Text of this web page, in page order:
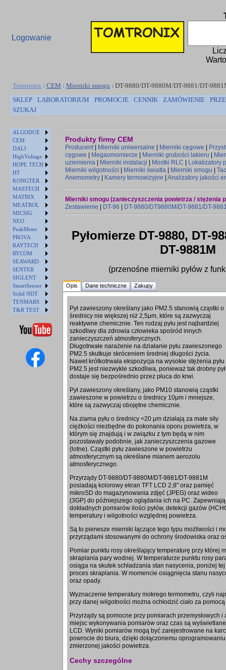
Logowanie
Tomtronix : CEM : Mierniki smogu : DT-9880/DT-9880M/DT-9881/DT-
SKLEP
LABORATORIUM PROMOCJE CENNIK ZAMÓWIENIE
SZUKAJ
ALGODUE
CEM
DALI
HighVoltage
HOPE TECH
HT
KONGTER
MASTECH
MATRIX
MEATROL
MICSIG
NEO
PeakMeter
PROVA
RAYTECH
RYCOM
SEAWARD
SENTER
SIGLENT
SmartSensor
Solid NDT
TENMARS
T&R TEST
Produkty firmy CEM
Producent| Mierniki uniwersalne Mierniki cęgowe
cęgowe
Megaomomierze Mierniki grubości lakieru
uziemienia
Mierniki instalacji Mostki RLC
Lokalizatory
Mierniki wilgotności
Mierniki światła Mierniki smogu
Anemometry
Kamery termowizyjne Analizatory jakości
Mierniki smogu (zanieczyszczenia powietrza / stężenia
Zestawienie
DT-96 DT-9880/DT9880M/DT-9881/DT-
Pyłomierze DT-9880, DT-
DT-9881M
(przenośne mierniki pyłów z
Opis Dane techniczne Zakupy
Pył zawieszony określany jako PM2.5 stanowią cząstki o
średnicy nie większej niż 2,5μm, które są zazwyczaj
reaktywne chemicznie. Ten rodzaj pyłu jest najbardziej
szkodliwy dla zdrowia człowieka spośród innych
zanieczyszczeń atmosferycznych.
Długotrwałe narażenie na działanie pyłu zawieszonego
PM2.5 skutkuje skróceniem średniej długości życia.
Nawet krótkotrwała ekspozycja na wysokie stężenia pyłu
PM2.5 jest niezwykle szkodliwa, ponieważ tak drobny pył
dostaje się bezpośrednio przez płuca do krwi.
Pył zawieszony określany, jako PM10 stanowią cząstki
zawieszone w powietrzu o średnicy 10μm i mniejsze,
które są zazwyczaj obojętne chemicznie.
Na ziarna pyłu o średnicy <20 μm działają za małe siły
ciężkości niezbędne do pokonania oporu powietrza, w
którym się znajdują i w związku z tym będą w nim
pozostawały podobnie, jak zanieczyszczenia gazowe
(lotne). Cząstki pyłu zawieszone w powietrzu
atmosferycznym są określane mianem aerozolu
atmosferycznego.
Przyrządy DT-9880/DT-9880M/DT-9881/DT-9881M
posiadają kolorowy ekran TFT LCD 2,8" oraz pamięć
mikroSD do magazynowania zdjęć (JPEG) oraz wideo
(3GP) do późniejszego oglądania ich na PC.
dokładnych pomiarów ilości pyłów, detekcji gazów
temperatury i wilgotności względnej powietrza.
Są to pierwsze mierniki łączące tego typu możliwości i
przyrządami stosowanymi do ochrony środowiska oraz
Pomiar punktu rosy określający temperaturę przy której
skraplania pary wodnej. W temperaturze punktu rosy
osiąga na skutek schładzania stan nasycenia, poniżej
proces skraplania. W momencie osiągnięcia stanu
oraz opady.
Wyznaczenie temperatury mokrego termometru, czyli
przy danej wilgotności można ochłodzić ciało za
Przyrządy są pomocne przy pomiarach przemysłowych
miejsc wykonywania pomiarów oraz czas są
LCD. Wyniki pomiarów mogą być zarejestrowane na
powrocie do biura, dzięki dołączonemu
zmierzonej jakości powietrza.
Cechy szczególne